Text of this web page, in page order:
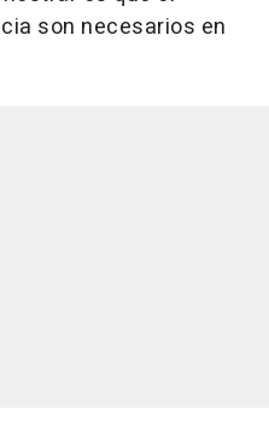
son necesarios en